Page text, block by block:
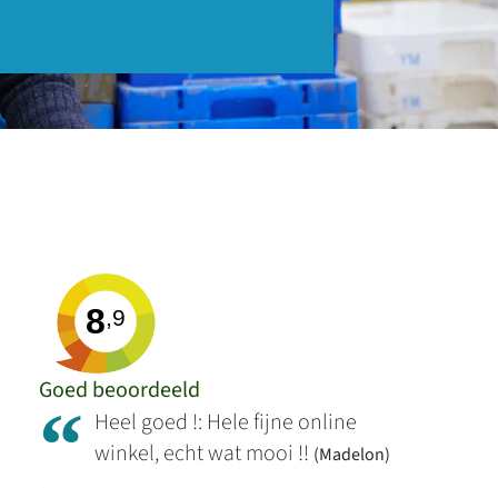
8,9
Goed beoordeeld
“ Heel goed !: Hele fijne online
winkel, echt wat mooi !! (Madelon)